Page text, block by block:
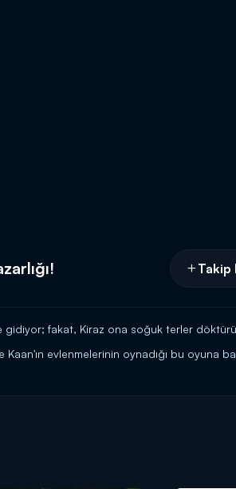
Takip
gidiyor; fakat, Kiraz ona soğuk terler
evlenmelerinin oynadığı bu oyuna
Emin Ağa'nın teklifini ilk başta